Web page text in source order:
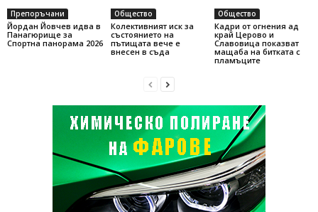
Препоръчани
Йордан Йовчев идва в
Панагюрище за
Спортна панорама 2026
Общество
Колективният иск за
състоянието на
пътищата вече е
внесен в съда
Общество
Кадри от огнения ад
край Церово и
Славовица показват
мащаба на битката с
пламъците